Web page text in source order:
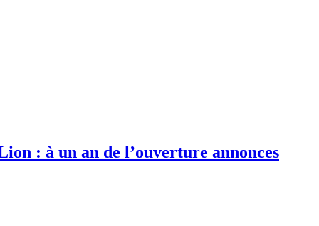
: à un an de l’ouverture annonces